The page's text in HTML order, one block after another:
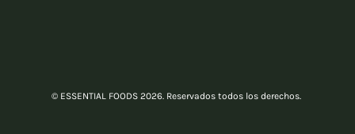
© ESSENTIAL FOODS 2026. Reservados todos los derechos.